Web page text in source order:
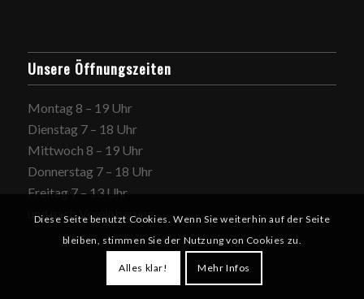
Unsere Öffnungszeiten
Montag 8 – 19 Uhr
Dienstag 7 – 18 Uhr
Mittwoch 8 – 19 Uhr
Donnerstag 7 – 18 Uhr
Freitag 7 – 13 Uhr
und nach Vereinbarung
Diese Seite benutzt Cookies. Wenn Sie weiterhin auf der Seite
bleiben, stimmen Sie der Nutzung von Cookies zu.
Alles klar! Mehr Infos